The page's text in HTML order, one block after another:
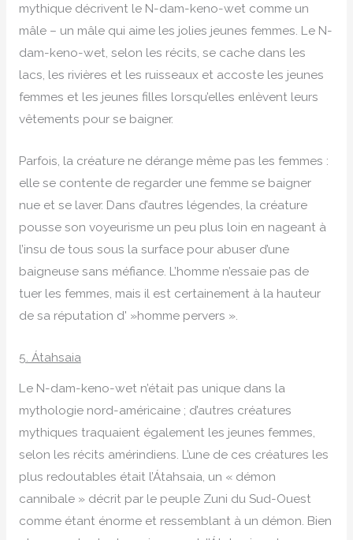
mythique décrivent le N-dam-keno-wet comme un
mâle – un mâle qui aime les jolies jeunes femmes. Le N-
dam-keno-wet, selon les récits, se cache dans les
lacs, les rivières et les ruisseaux et accoste les jeunes
femmes et les jeunes filles lorsqu’elles enlèvent leurs
vêtements pour se baigner.
Parfois, la créature ne dérange même pas les femmes :
elle se contente de regarder une femme se baigner
nue et se laver. Dans d’autres légendes, la créature
pousse son voyeurisme un peu plus loin en nageant à
l’insu de tous sous la surface pour abuser d’une
baigneuse sans méfiance. L’homme n’essaie pas de
tuer les femmes, mais il est certainement à la hauteur
de sa réputation d' »homme pervers ».
5. Átahsaia
Le N-dam-keno-wet n’était pas unique dans la
mythologie nord-américaine ; d’autres créatures
mythiques traquaient également les jeunes femmes,
selon les récits amérindiens. L’une de ces créatures les
plus redoutables était l’Átahsaia, un « démon
cannibale » décrit par le peuple Zuni du Sud-Ouest
comme étant énorme et ressemblant à un démon. Bien